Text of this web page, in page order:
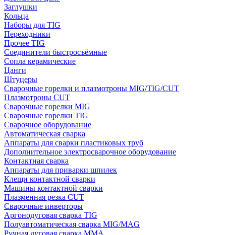
Заглушки
Кольца
Наборы для TIG
Переходники
Прочее TIG
Соединители быстросъёмные
Сопла керамические
Цанги
Штуцеры
Сварочные горелки и плазмотроны MIG/TIG/CUT
Плазмотроны CUT
Сварочные горелки MIG
Сварочные горелки TIG
Сварочное оборудование
Автоматическая сварка
Аппараты для сварки пластиковых труб
Дополнительное электросварочное оборудование
Контактная сварка
Аппараты для приварки шпилек
Клещи контактной сварки
Машины контактной сварки
Плазменная резка CUT
Сварочные инверторы
Аргонодуговая сварка TIG
Полуавтоматическая сварка MIG/MAG
Ручная дуговая сварка MMA